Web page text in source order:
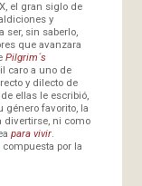
el gran siglo de
y
ser, sin saberlo,
que avanzara
Pilgrim´s
caro a uno de
y dilecto de
ellas le escribió,
género favorito, la
divertirse, ni como
para vivir.
por la